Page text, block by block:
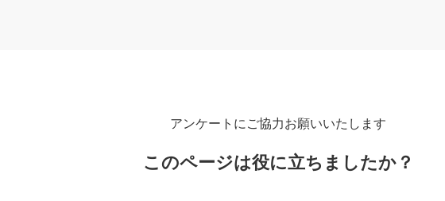
アンケートにご協力お願いいたします
このページは役に立ちましたか？